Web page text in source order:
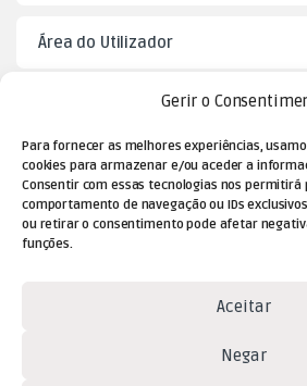
Gerir o
Para fornecer as melhores experiências,
cookies para armazenar e/ou aceder a
Consentir com essas tecnologias nos permitirá
comportamento de navegação ou IDs
ou retirar o consentimento pode afetar
funções.
Aceitar
Negar
Área do Utilizador
Dúvidas? Contacte-